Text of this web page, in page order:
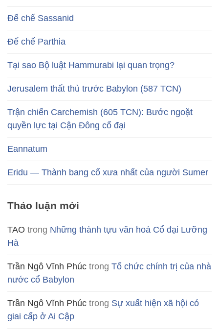
Đế chế Sassanid
Đế chế Parthia
Tại sao Bộ luật Hammurabi lại quan trọng?
Jerusalem thất thủ trước Babylon (587 TCN)
Trận chiến Carchemish (605 TCN): Bước ngoặt
quyền lực tại Cận Đông cổ đại
Eannatum
Eridu — Thành bang cổ xưa nhất của người Sumer
Thảo luận mới
TAO trong Những thành tựu văn hoá Cổ đại Lưỡng
Hà
Trần Ngô Vĩnh Phúc trong Tổ chức chính trị của nhà
nước cổ Babylon
Trần Ngô Vĩnh Phúc trong Sự xuất hiện xã hội có
giai cấp ở Ai Cập